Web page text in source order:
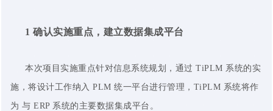
1 确认实施重点，建立数据集成平台
本次项目实施重点针对信息系统规划，通过 TiPLM 系统的实
施，将设计工作纳入 PLM 统一平台进行管理，TiPLM 系统将作
为 与 ERP 系统的主要数据集成平台。